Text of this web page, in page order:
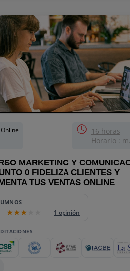
Online
16 horas
Horario :
MARKETING Y
0 FIDELIZA CLIENTES Y
TUS VENTAS ONLINE
1 opinión